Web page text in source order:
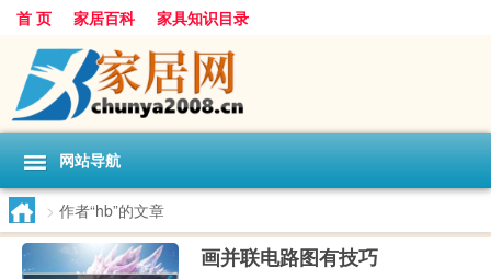
首 页 家居百科 家具知识目录
网站导航
> 作者“hb”的文章
画并联电路图有技巧